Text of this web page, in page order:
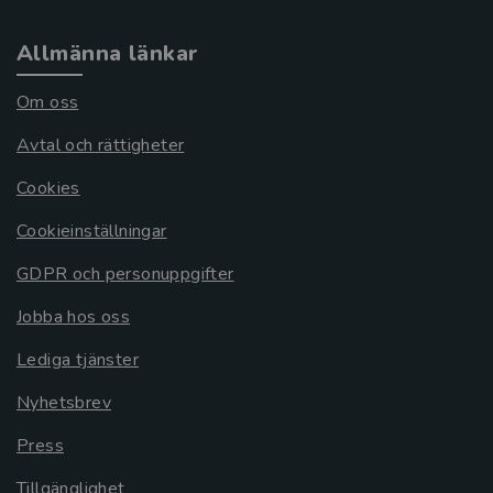
Allmänna länkar
Om oss
Avtal och rättigheter
Cookies
Cookieinställningar
GDPR och personuppgifter
Jobba hos oss
Lediga tjänster
Nyhetsbrev
Press